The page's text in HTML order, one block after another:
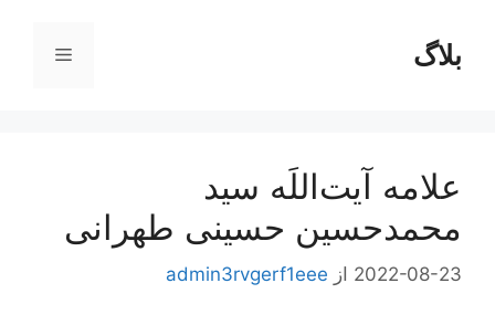
محتوابلاگ فهرست
علامه آیت‌اللَه سید
محمدحسین حسینی طهرانی
2022-08-23 از admin3rvgerf1eee